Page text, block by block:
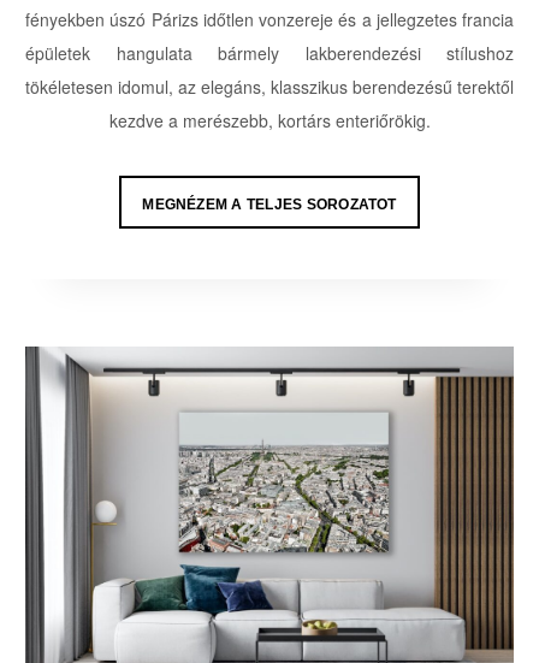
fényekben úszó Párizs időtlen vonzereje és a jellegzetes francia
épületek hangulata bármely lakberendezési stílushoz
tökéletesen idomul, az elegáns, klasszikus berendezésű terektől
kezdve a merészebb, kortárs enteriőrökig.
MEGNÉZEM A TELJES SOROZATOT